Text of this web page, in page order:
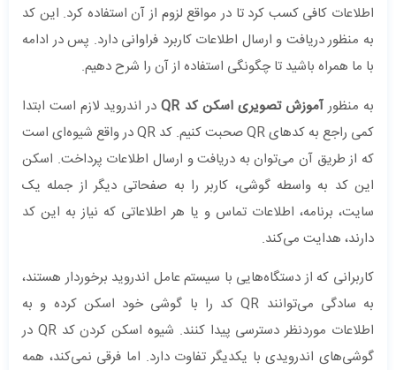
اطلاعات کافی کسب کرد تا در مواقع لزوم از آن استفاده کرد. این کد
به منظور دریافت و ارسال اطلاعات کاربرد فراوانی دارد. پس در ادامه
با ما همراه باشید تا چگونگی استفاده از آن را شرح دهیم.
به منظورآموزش تصویری اسکن کد QR
در اندروید لازم است ابتدا
کمی راجع به کدهای QR صحبت کنیم. کد QR در واقع شیوه‌ای است
که از طریق آن می‌توان به دریافت و ارسال اطلاعات پرداخت. اسکن
این کد به واسطه گوشی، کاربر را به صفحاتی دیگر از جمله یک
سایت، برنامه، اطلاعات تماس و یا هر اطلاعاتی که نیاز به این کد
دارند، هدایت می‌کند.
کاربرانی که از دستگاه‌هایی با سیستم عامل اندروید برخوردار هستند،
به سادگی می‌توانند QR کد را با گوشی خود اسکن کرده و به
اطلاعات موردنظر دسترسی پیدا کنند. شیوه اسکن کردن کد QR در
گوشی‌های اندرویدی با یکدیگر تفاوت دارد. اما فرقی نمی‌کند، همه